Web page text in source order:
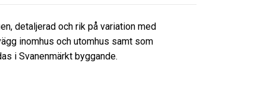
detaljerad och rik på variation med
inomhus och utomhus samt som
i Svanenmärkt byggande.